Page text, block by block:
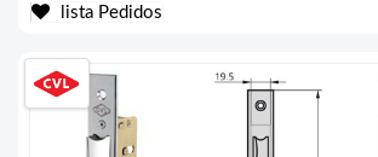
lista Pedidos